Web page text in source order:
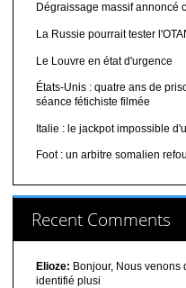
Dégraissage massif annoncé
La Russie pourrait tester
Le Louvre en état d'urgence
États-Unis : quatre ans de
séance fétichiste filmée
Italie : le jackpot impossible
Foot : un arbitre somalien
Recent Comments
Elioze: Bonjour, Nous venons
identifié plusi